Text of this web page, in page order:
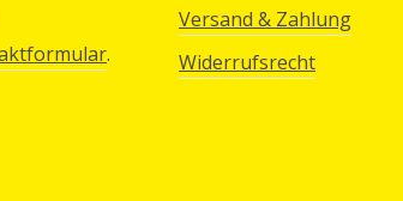
.
Versand & Zahlung
Widerrufsrecht